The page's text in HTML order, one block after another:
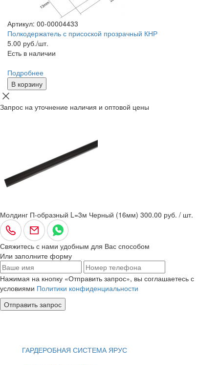
Артикул: 00-00004433
Полкодержатель с присоской прозрачный КНР
5.00 руб./шт.
Есть в наличии
Подробнее
В корзину
Запрос на уточнение наличия и оптовой цены
Молдинг П-образный L=3м Черный (16мм) 300.00 руб. / шт.
Свяжитесь с нами удобным для Вас способом
Или заполните форму
Нажимая на кнопку «Отправить запрос», вы соглашаетесь с
условиями Политики конфиденциальности
Отправить запрос
ГАРДЕРОБНАЯ СИСТЕМА ЯРУС